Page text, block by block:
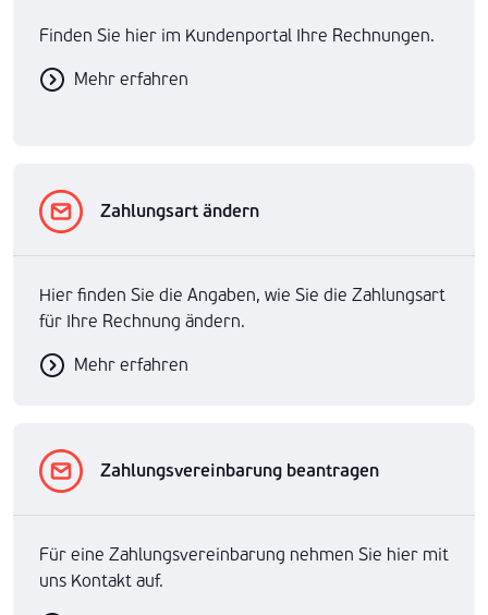
Finden Sie hier im Kundenportal Ihre Rechnungen.
Mehr erfahren
Zahlungsart ändern
Hier finden Sie die Angaben, wie Sie die Zahlungsart
für Ihre Rechnung ändern.
Mehr erfahren
Zahlungsvereinbarung beantragen
Für eine Zahlungsvereinbarung nehmen Sie hier mit
uns Kontakt auf.